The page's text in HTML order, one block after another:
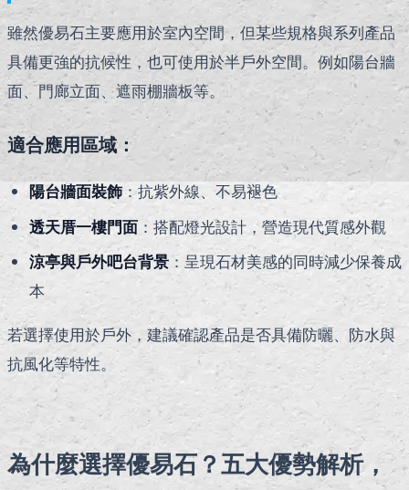
雖然優易石主要應用於室內空間，但某些規格與系列產品
具備更強的抗候性，也可使用於半戶外空間。例如陽台牆
面、門廊立面、遮雨棚牆板等。
適合應用區域：
陽台牆面裝飾：抗紫外線、不易褪色
透天厝一樓門面 ：搭配燈光設計，營造現代質感外觀
涼亭與戶外吧台背景 ：呈現石材美感的同時減少保養成
本
若選擇使用於戶外，建議確認產品是否具備防曬、防水與
抗風化等特性。
為什麼選擇優易石？五大優勢解析，